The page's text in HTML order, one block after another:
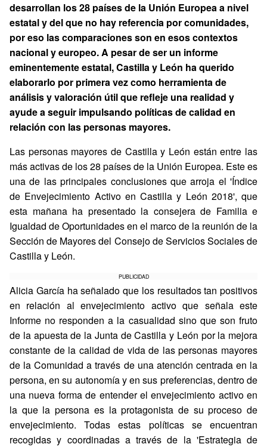
desarrollan los 28 países de la Unión Europea a nivel
estatal y del que no hay referencia por comunidades,
por eso las comparaciones son en esos contextos
nacional y europeo. A pesar de ser un informe
eminentemente estatal, Castilla y León ha querido
elaborarlo por primera vez como herramienta de
análisis y valoración útil que refleje una realidad y
ayude a seguir impulsando políticas de calidad en
relación con las personas mayores.
Las personas mayores de Castilla y León están entre las
más activas de los 28 países de la Unión Europea. Este es
una de las principales conclusiones que arroja el 'Índice
de Envejecimiento Activo en Castilla y León 2018', que
esta mañana ha presentado la consejera de Familia e
Igualdad de Oportunidades en el marco de la reunión de la
Sección de Mayores del Consejo de Servicios Sociales de
Castilla y León.
PUBLICIDAD
Alicia García ha señalado que los resultados tan positivos
en relación al envejecimiento activo que señala este
Informe no responden a la casualidad sino que son fruto
de la apuesta de la Junta de Castilla y León por la mejora
constante de la calidad de vida de las personas mayores
de la Comunidad a través de una atención centrada en la
persona, en su autonomía y en sus preferencias, dentro de
una nueva forma de entender el envejecimiento activo en
la que la persona es la protagonista de su proceso de
envejecimiento. Todas estas políticas se encuentran
recogidas y coordinadas a través de la 'Estrategia de